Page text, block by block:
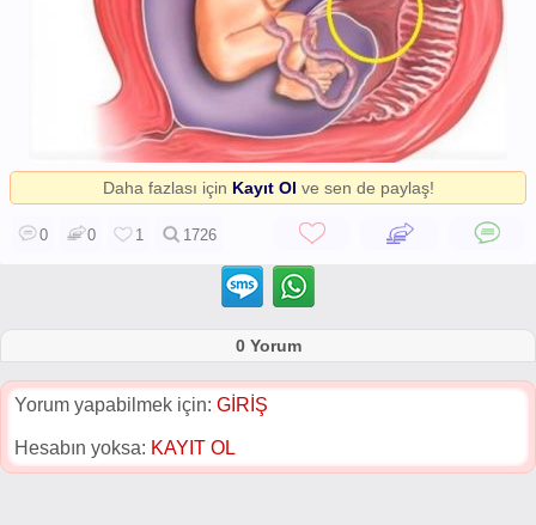
Daha fazlası için Kayıt Ol ve sen de paylaş!
0 0 1 1726
0 Yorum
Yorum yapabilmek için: GİRİŞ
Hesabın yoksa: KAYIT OL